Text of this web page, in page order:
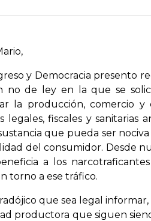
y Democracia presento
no de ley en la que se
la producción, comercio
legales, fiscales y sanitarias
que pueda ser
del consumidor. Desde
a los
torno a ese tráfico.
que sea legal
productora que siguen